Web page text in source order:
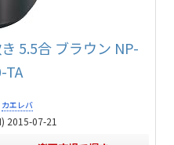
5.5合 ブラウン NP-
TA
カエレバ
2015-07-21